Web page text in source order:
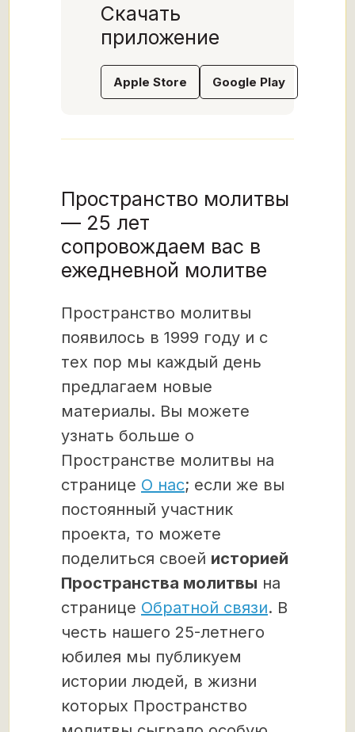
Скачать
приложение
Apple Store Google Play
Пространство молитвы
— 25 лет
сопровождаем вас в
ежедневной молитве
Пространство молитвы
появилось в 1999 году и с
тех пор мы каждый день
предлагаем новые
материалы. Вы можете
узнать больше о
Пространстве молитвы на
странице О нас; если же вы
постоянный участник
проекта, то можете
поделиться своей историей
Пространства молитвы на
странице Обратной связи. В
честь нашего 25-летнего
юбилея мы публикуем
истории людей, в жизни
которых Пространство